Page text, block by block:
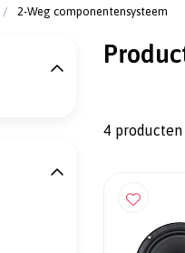
2-Weg componentensysteem
4 producten